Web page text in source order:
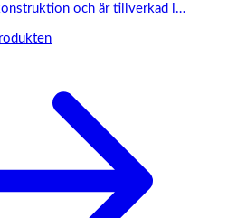
och är tillverkad i…